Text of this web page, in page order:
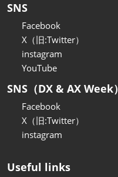
SNS
Facebook
X（旧:Twitter）
instagram
YouTube
SNS（DX & AX Week）
Facebook
X（旧:Twitter）
instagram
Useful links